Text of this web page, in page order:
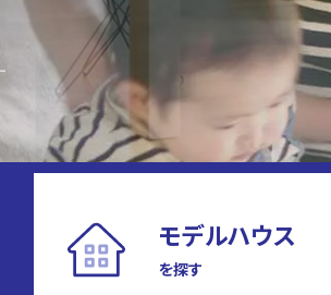
モデルハウス
を探す